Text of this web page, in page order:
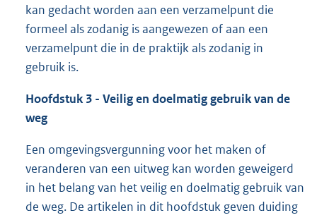
kan gedacht worden aan een verzamelpunt die
formeel als zodanig is aangewezen of aan een
verzamelpunt die in de praktijk als zodanig in
gebruik is.
Hoofdstuk 3 - Veilig en doelmatig gebruik van de
weg
Een omgevingsvergunning voor het maken of
veranderen van een uitweg kan worden geweigerd
in het belang van het veilig en doelmatig gebruik van
de weg. De artikelen in dit hoofdstuk geven duiding